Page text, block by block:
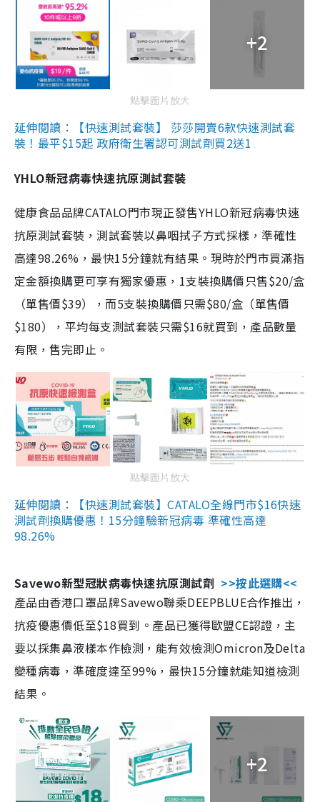
+2
點擊圖片放大
延伸閱讀：【快速測試套裝】 莎莎開賣6款快速測試套
裝！最平$15起 政府衛生署認可測試劑買2送1
YHLO新冠病毒快速抗原測試套裝
健康食品品牌CATALO門市現正發售YHLO新冠病毒快速
抗原測試套裝，測試套裝以鼻咽拭子方式採樣，準確性
高達98.26%，最快15分鐘就有結果。現時於門市買滿指
定金額換購更可享有獨家優惠，1支裝換購價只售$20/盒
（單售價$39），而5支裝換購價只需$80/盒（單售價
$180），平均每支測試套裝只需$16就買到，產品數量
有限，售完即止。
點擊圖片放大
延伸閱讀：【快速測試套裝】CATALO全線門市$16快速
測試劑換購優惠！15分鐘驗新冠病毒 準確性高達
98.26%
Savewo新型冠狀病毒快速抗原測試劑 >>按此選購<<
產品由香港口罩品牌Savewo聯乘DEEPBLUE合作推出，
抗疫優惠價低至$18買到。產品已獲得歐盟CE認證，主
要以採集鼻液樣本作檢測，能有效檢測Omicron及Delta
變種病毒，準確度達至99%，最快15分鐘就能知道檢測
結果。
+2